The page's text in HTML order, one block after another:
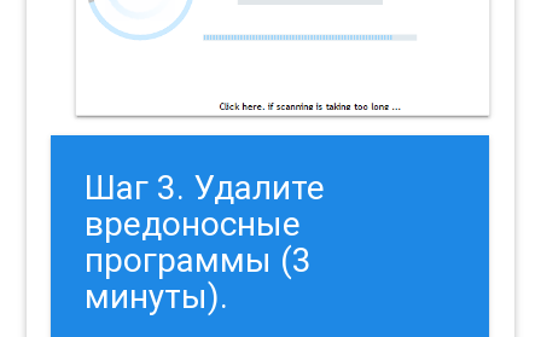
Шаг 3. Удалите
вредоносные
программы (3
минуты).